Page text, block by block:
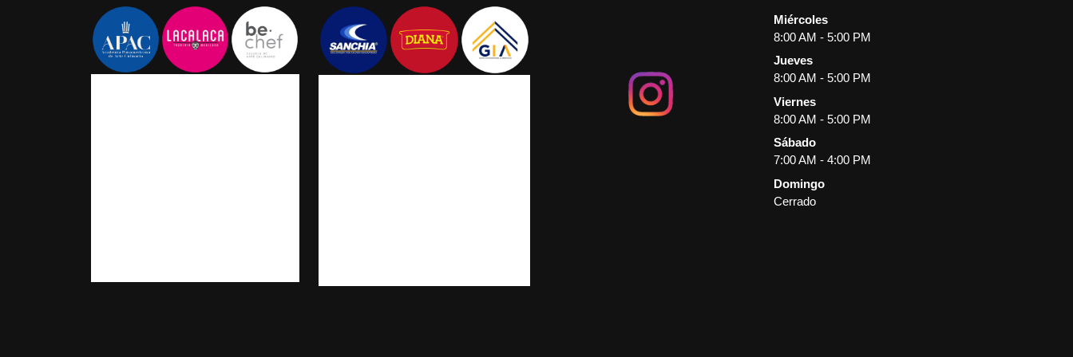
Miércoles
8:00 AM - 5:00 PM
Jueves
8:00 AM - 5:00 PM
Viernes
8:00 AM - 5:00 PM
Sábado
7:00 AM - 4:00 PM
Domingo
Cerrado